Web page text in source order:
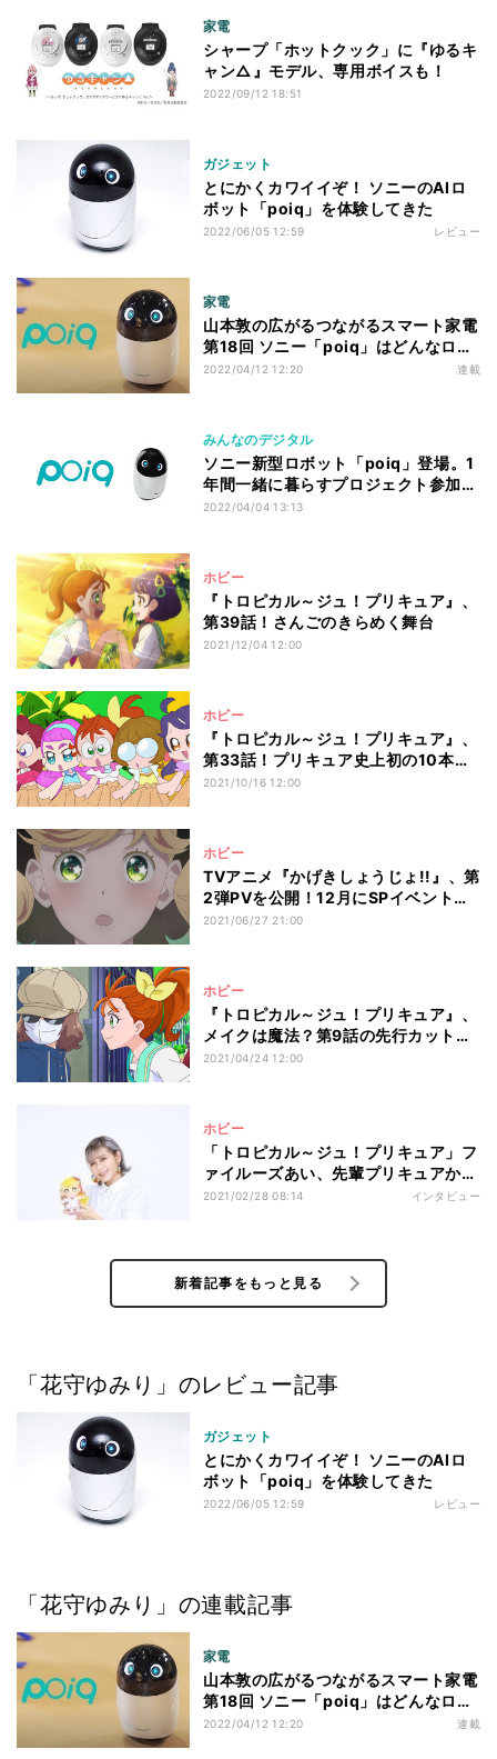
家電
シャープ「ホットクック」に『ゆるキ
ャン△』モデル、専用ボイスも！
2022/09/12 18:51
ガジェット
とにかくカワイイぞ！ ソニーのAIロ
ボット「poiq」を体験してきた
2022/06/05 12:59 レビュー
家電
山本敦の広がるつながるスマート家電
第18回 ソニー「poiq」はどんなロボ
ット？ 中の人に聞いてみた
2022/04/12 12:20 連載
みんなのデジタル
ソニー新型ロボット「poiq」登場。1
年間一緒に暮らすプロジェクト参加者
募集
2022/04/04 13:13
ホビー
『トロピカル～ジュ！プリキュア』、
第39話！さんごのきらめく舞台
2021/12/04 12:00
ホビー
『トロピカル～ジュ！プリキュア』、
第33話！プリキュア史上初の10本立
て!?
2021/10/16 12:00
ホビー
TVアニメ『かげきしょうじょ!!』、第
2弾PVを公開！12月にSPイベントを
開催
2021/06/27 21:00
ホビー
『トロピカル～ジュ！プリキュア』、
メイクは魔法？第9話の先行カット公
開
2021/04/24 12:00
ホビー
「トロピカル～ジュ！プリキュア」フ
ァイルーズあい、先輩プリキュアから
繋ぎたい思い「強い愛をもって作品に
2021/02/28 08:14 インタビュー
新着記事をもっと見る
「花守ゆみり」のレビュー記事
ガジェット
とにかくカワイイぞ！ ソニーのAIロ
ボット「poiq」を体験してきた
2022/06/05 12:59 レビュー
「花守ゆみり」の連載記事
家電
山本敦の広がるつながるスマート家電
第18回 ソニー「poiq」はどんなロボ
ット？ 中の人に聞いてみた
2022/04/12 12:20 連載